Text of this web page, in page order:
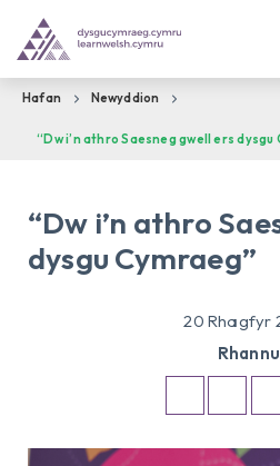
Hafan Newyddion
“Dw i’n athro Saesneg gwell ers dysgu
“Dw i’n athro
dysgu Cymraeg”
20 Rhagfyr
Rhannu